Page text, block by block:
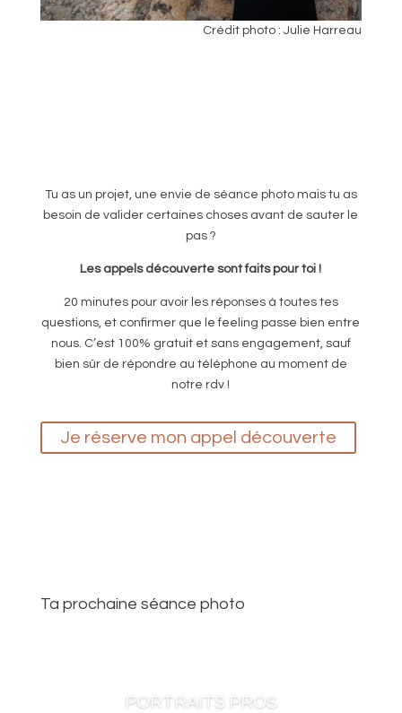
Crédit photo : Julie Harreau
Tu as un projet, une envie de séance photo mais tu as
besoin de valider certaines choses avant de sauter le
pas ?
Les appels découverte sont faits pour toi !
20 minutes pour avoir les réponses à toutes tes
questions, et confirmer que le feeling passe bien entre
nous. C’est 100% gratuit et sans engagement, sauf
bien sûr de répondre au téléphone au moment de
notre rdv !
Je réserve mon appel découverte
Ta prochaine séance photo
PORTRAITS PROS